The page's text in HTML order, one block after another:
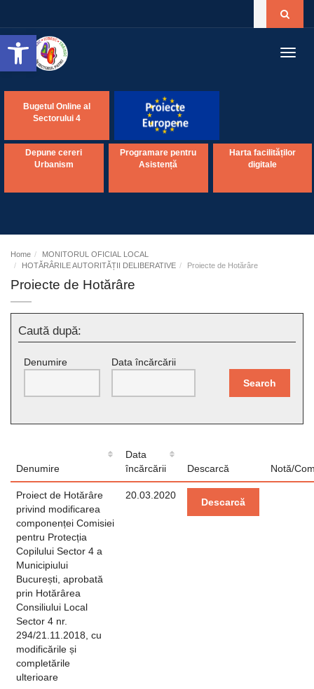
Open toolbar
Bugetul Online al
Sectorului 4
Depune cereri
Urbanism
Programare pentru
Asistență
Harta facilităților
digitale
Home
MONITORUL OFICIAL LOCAL
HOTĂRÂRILE AUTORITĂȚII DELIBERATIVE
Proiecte de Hotărâre
Proiecte de Hotărâre
Caută după:
Denumire
Data încărcării
Search
Denumire
Data
încărcării
Descarcă Notă/
Proiect de Hotărâre
privind modificarea
componenței Comisiei
pentru Protecția
Copilului Sector 4 a
Municipiului
București, aprobată
prin Hotărârea
Consiliului Local
Sector 4 nr.
294/21.11.2018, cu
modificările și
completările
ulterioare
20.03.2020
Descarcă